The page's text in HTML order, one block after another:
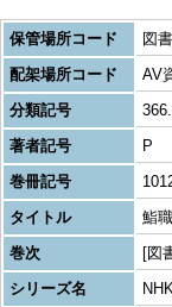
保管場所コード
図
配架場所コード
AV
分類記号
著者記号
P
巻冊記号
タイトル
鮨
巻次
[図
シリーズ名